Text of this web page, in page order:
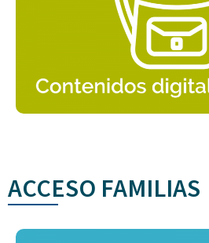
ACCESO FAMILIAS